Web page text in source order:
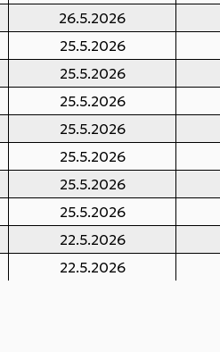
26.5.2026
25.5.2026
25.5.2026
25.5.2026
25.5.2026
25.5.2026
25.5.2026
25.5.2026
22.5.2026
22.5.2026